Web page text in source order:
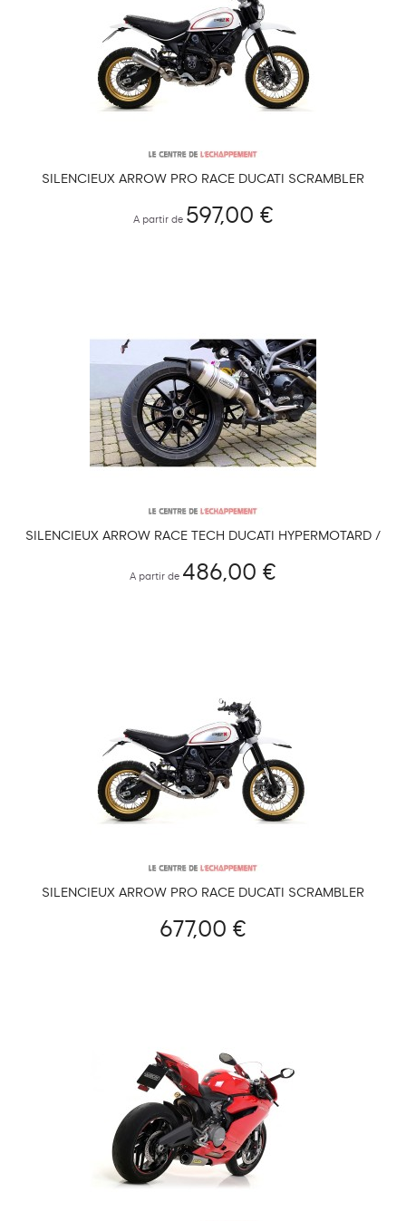
SILENCIEUX ARROW PRO RACE DUCATI SCRAMBLER
A partir de 597,00 €
SILENCIEUX ARROW RACE TECH DUCATI HYPERMOTARD /
A partir de 486,00 €
SILENCIEUX ARROW PRO RACE DUCATI SCRAMBLER
677,00 €